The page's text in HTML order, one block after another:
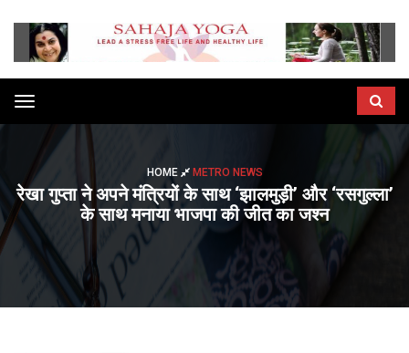
Toggle
navigation
HOME METRO NEWS
रेखा गुप्ता ने अपने मंत्रियों के साथ ‘झालमुड़ी’ और ‘रसगुल्ला’
के साथ मनाया भाजपा की जीत का जश्न